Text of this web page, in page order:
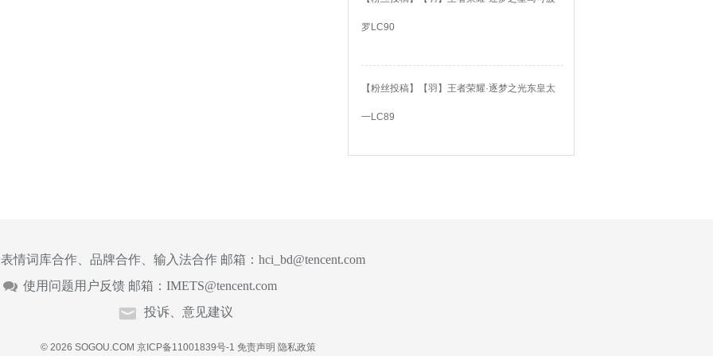
罗LC90
【粉丝投稿】【羽】王者荣耀·逐梦之光东皇太
一LC89
情词库合作、品牌合作、输入法合作 邮箱： hci_bd@tencent.com
使用问题用户反馈 邮箱： IMETS@tencent.com
投诉、意见建议
© 2026 SOGOU.COM 京ICP备11001839号-1 免责声明 隐私政策